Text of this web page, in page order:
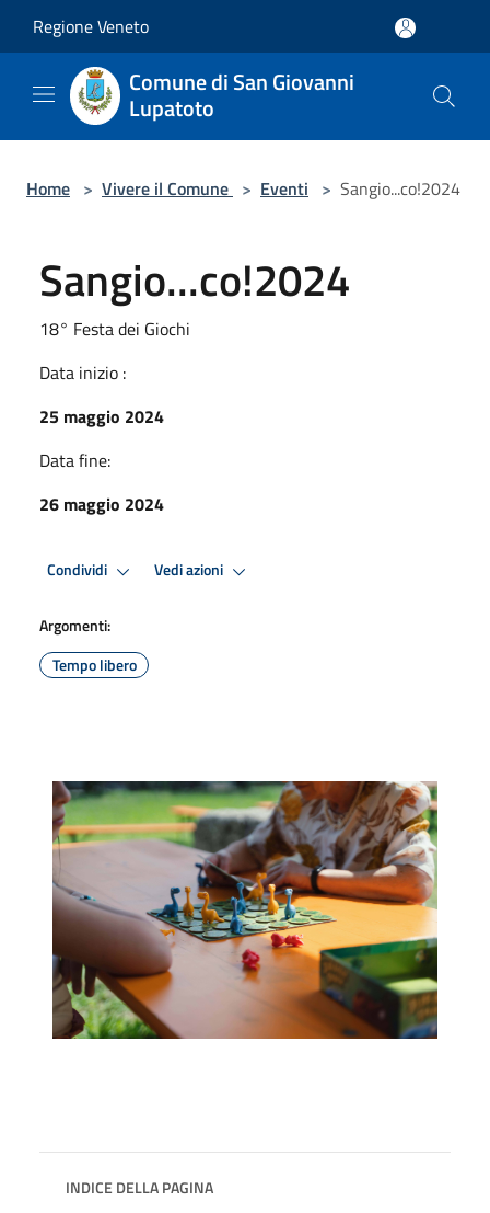
Regione Veneto
Comune di San Giovanni
Lupatoto
Home > Vivere il Comune > Eventi > Sangio...co!2024
Sangio...co!2024
18° Festa dei Giochi
Data inizio :
25 maggio 2024
Data fine:
26 maggio 2024
Condividi Vedi azioni
Argomenti:
Tempo libero
INDICE DELLA PAGINA